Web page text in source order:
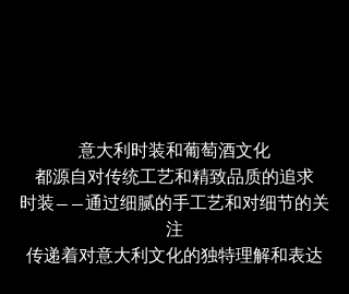
意大利时装和葡萄酒文化
都源自对传统工艺和精致品质的追求
时装——通过细腻的手工艺和对细节的关
注
传递着对意大利文化的独特理解和表达